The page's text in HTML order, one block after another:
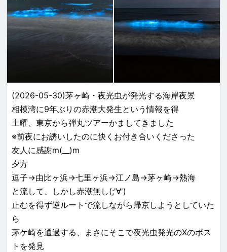
(2026-05-30)茅ヶ崎・夜光虫が発光する海岸夜景
相模湾に9年ぶりの赤潮大発生という情報を得
土曜、東京から弾丸ツアーかましてきました
※前夜にお誘いしたのに快くお付き合いくださった
友人に感謝m(__)m
夕方
逗子→由比ヶ浜→七里ヶ浜→江ノ島→茅ヶ崎→熱海
と流して、しかし赤潮無し(;'∀')
止むを得ず逆ルートで流しながら帰京しようとしていた
ら
茅ケ崎を通過する、まさにそこで夜光虫発光のXのポス
トを発見